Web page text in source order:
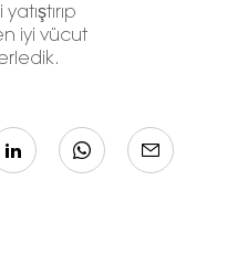
iyi vücut